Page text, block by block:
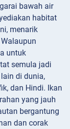
bawah air
habitat
menarik
untuk
semula jadi
di dunia,
dan Hindi. Ikan
yang jauh
bergantung
dan corak